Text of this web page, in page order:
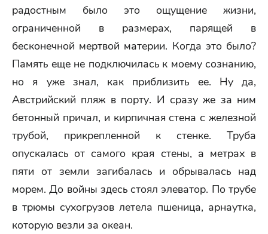
радостным было это ощущение жизни,
ограниченной в размерах, парящей в
бесконечной мертвой материи. Когда это было?
Память еще не подключилась к моему сознанию,
но я уже знал, как приблизить ее. Ну да,
Австрийский пляж в порту. И сразу же за ним
бетонный причал, и кирпичная стена с железной
трубой, прикрепленной к стенке. Труба
опускалась от самого края стены, а метрах в
пяти от земли загибалась и обрывалась над
морем. До войны здесь стоял элеватор. По трубе
в трюмы сухогрузов летела пшеница, арнаутка,
которую везли за океан.